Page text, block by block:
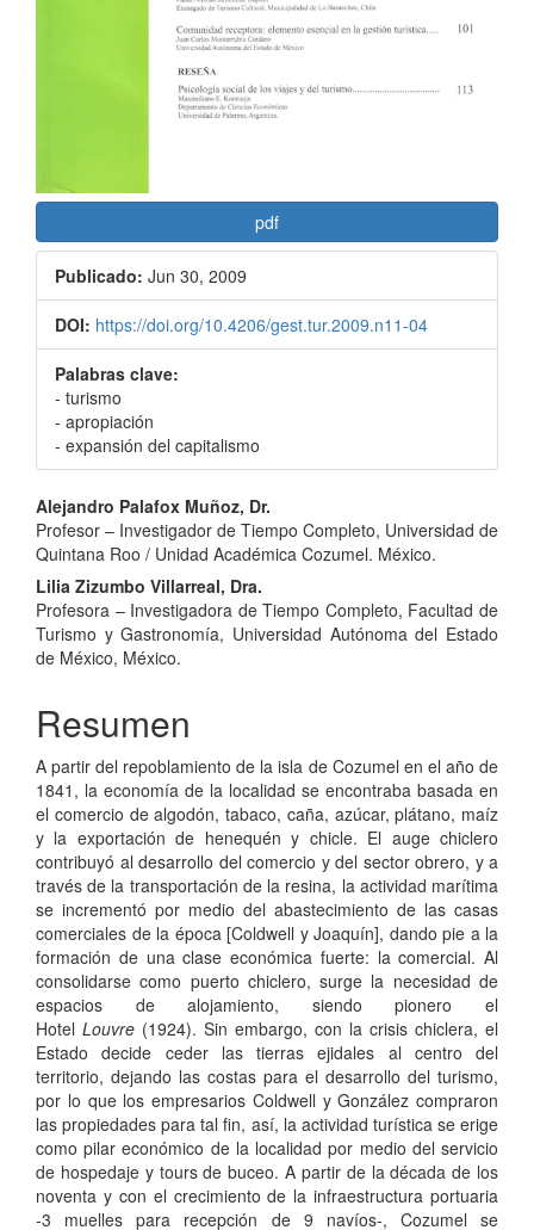
pdf
Publicado: Jun 30, 2009
DOI: https://doi.org/10.4206/gest.tur.2009.n11-04
Palabras clave:
- turismo
- apropiación
- expansión del capitalismo
Contenido
principal
del
artículo
Alejandro Palafox Muñoz, Dr.
Profesor – Investigador de Tiempo Completo, Universidad de
Quintana Roo / Unidad Académica Cozumel. México.
Lilia Zizumbo Villarreal, Dra.
Profesora – Investigadora de Tiempo Completo, Facultad de
Turismo y Gastronomía, Universidad Autónoma del Estado
de México, México.
Resumen
A partir del repoblamiento de la isla de Cozumel en el año de
1841, la economía de la localidad se encontraba basada en
el comercio de algodón, tabaco, caña, azúcar, plátano, maíz
y la exportación de henequén y chicle. El auge chiclero
contribuyó al desarrollo del comercio y del sector obrero, y a
través de la transportación de la resina, la actividad marítima
se incrementó por medio del abastecimiento de las casas
comerciales de la época [Coldwell y Joaquín], dando pie a la
formación de una clase económica fuerte: la comercial. Al
consolidarse como puerto chiclero, surge la necesidad de
espacios de alojamiento, siendo pionero el
Hotel Louvre (1924). Sin embargo, con la crisis chiclera, el
Estado decide ceder las tierras ejidales al centro del
territorio, dejando las costas para el desarrollo del turismo,
por lo que los empresarios Coldwell y González compraron
las propiedades para tal fin, así, la actividad turística se erige
como pilar económico de la localidad por medio del servicio
de hospedaje y tours de buceo. A partir de la década de los
noventa y con el crecimiento de la infraestructura portuaria
-3 muelles para recepción de 9 navíos-, Cozumel se